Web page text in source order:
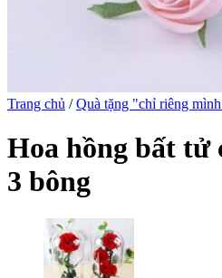
Trang chủ / Quà tặng "chỉ riêng
Hoa hồng bất tử
3 bông